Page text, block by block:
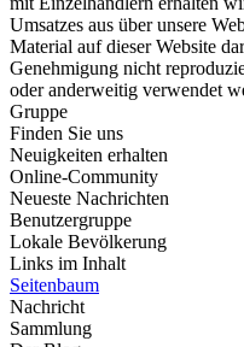
Umsatzes aus über unsere
Material auf dieser Website
Genehmigung nicht
oder anderweitig verwendet
Gruppe
Finden Sie uns
Neuigkeiten erhalten
Online-Community
Neueste Nachrichten
Benutzergruppe
Lokale Bevölkerung
Links im Inhalt
Seitenbaum
Nachricht
Sammlung